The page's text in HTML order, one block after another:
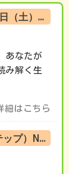
家族会だより No.72 9月5日（土） オンライン試聴のお知らせ
あなたが
み解く生
細はこちら
FSニュース（ファーストステップ）No.222 8月の活動です